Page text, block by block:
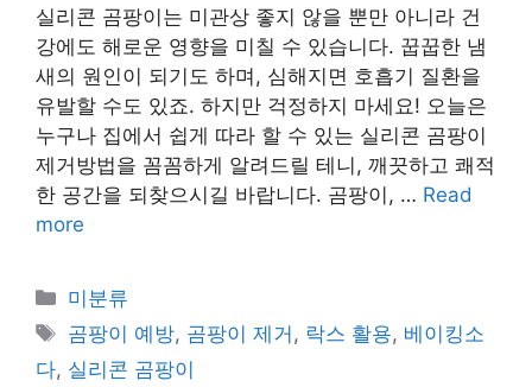
실리콘 곰팡이는 미관상 좋지 않을 뿐만 아니라 건
강에도 해로운 영향을 미칠 수 있습니다. 꿉꿉한 냄
새의 원인이 되기도 하며, 심해지면 호흡기 질환을
유발할 수도 있죠. 하지만 걱정하지 마세요! 오늘은
누구나 집에서 쉽게 따라 할 수 있는 실리콘 곰팡이
제거방법을 꼼꼼하게 알려드릴 테니, 깨끗하고 쾌적
한 공간을 되찾으시길 바랍니다. 곰팡이, … Read
more
Categories
미분류
Tags
곰팡이 예방, 곰팡이 제거 , 락스 활용, 베이킹소
다, 실리콘 곰팡이